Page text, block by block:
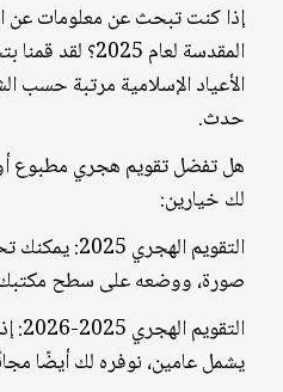
إذا كنت تبحث عن معلومات عن
المقدسة لعام
الأعياد الإسلامية مرتبة حسب
حدث.
هل تفضل تقويم هجري مطبوع
لك خيارين:
صورة، ووضعه على سطح مكتبك
يشمل عامين، نوفره لك أيضًا